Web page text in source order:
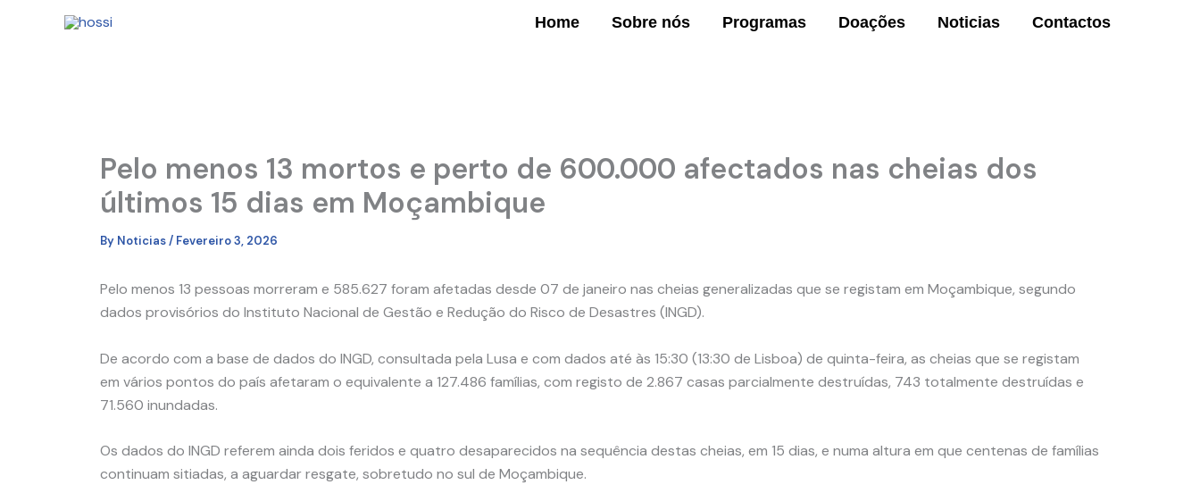
Home Sobre nós Programas Doações Noticias Contactos
Pelo menos 13 mortos e perto de 600.000 afectados nas cheias dos
últimos 15 dias em Moçambique
By Noticias/ Fevereiro 3, 2026
Pelo menos 13 pessoas morreram e 585.627 foram afetadas desde 07 de janeiro nas cheias generalizadas que se registam em Moçambique, segundo
dados provisórios do Instituto Nacional de Gestão e Redução do Risco de Desastres (INGD).
De acordo com a base de dados do INGD, consultada pela Lusa e com dados até às 15:30 (13:30 de Lisboa) de quinta-feira, as cheias que se registam
em vários pontos do país afetaram o equivalente a 127.486 famílias, com registo de 2.867 casas parcialmente destruídas, 743 totalmente destruídas e
71.560 inundadas.
Os dados do INGD referem ainda dois feridos e quatro desaparecidos na sequência destas cheias, em 15 dias, e numa altura em que centenas de famílias
continuam sitiadas, a aguardar resgate, sobretudo no sul de Moçambique.